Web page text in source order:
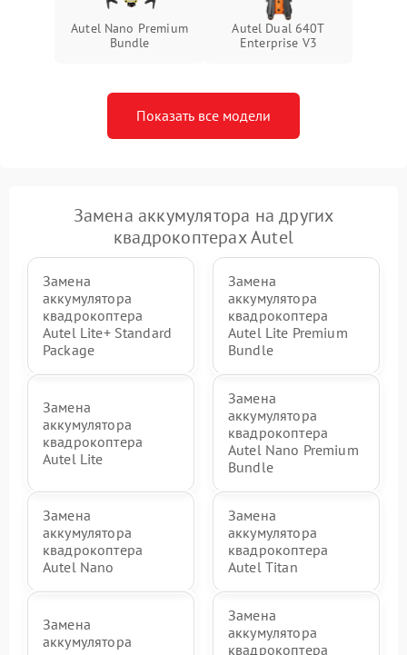
Autel Nano Premium
Bundle
Autel Dual 640T
Enterprise V3
Показать все модели
Замена аккумулятора на других
квадрокоптерах Autel
Замена
аккумулятора
квадрокоптера
Autel Lite+ Standard
Package
Замена
аккумулятора
квадрокоптера
Autel Lite Premium
Bundle
Замена
аккумулятора
квадрокоптера
Autel Lite
Замена
аккумулятора
квадрокоптера
Autel Nano Premium
Bundle
Замена
аккумулятора
квадрокоптера
Autel Nano
Замена
аккумулятора
квадрокоптера
Autel Titan
Замена
аккумулятора
Замена
аккумулятора
квадрокоптера